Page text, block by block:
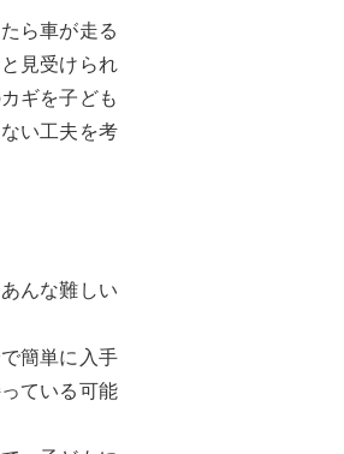
ら車が走る
見受けられ
ギを子ども
い工夫を考
んな難しい
簡単に入手
ている可能